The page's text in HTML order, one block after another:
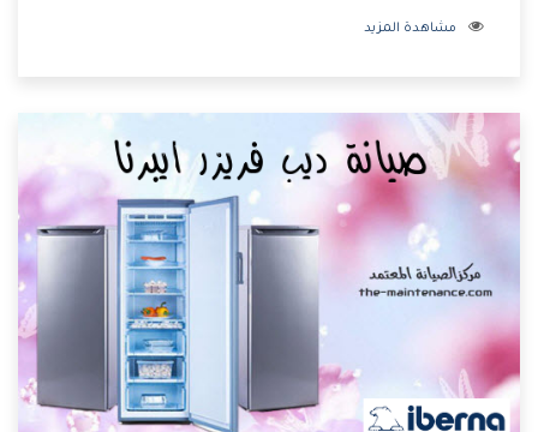
المستهلك مستمتع بشراء المكيف كما أن يوجد منه موديلات
تساعدكم على الاستمتاع بشراء المكيف.
مشاهدة المزيد